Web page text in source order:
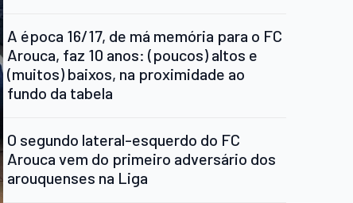
A época 16/17, de má memória para o FC
Arouca, faz 10 anos: (poucos) altos e
(muitos) baixos, na proximidade ao
fundo da tabela
O segundo lateral-esquerdo do FC
Arouca vem do primeiro adversário dos
arouquenses na Liga